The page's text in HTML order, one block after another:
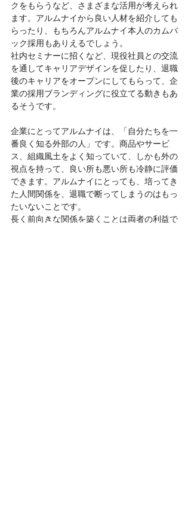
クをもらうなど、さまざまな活用が考えられ
ます。アルムナイから良い人材を紹介しても
らったり、もちろんアルムナイ本人のカムバ
ック採用もありえるでしょう。
社内セミナーに招くなど、現役社員との交流
を通してキャリアデザインを促したり、退職
後のキャリアをオープンにしてもらって、企
業の採用ブランディングに役立てる動きもあ
るそうです。
企業にとってアルムナイは、「自分たちを一
番良く知る外部の人」です。商品やサービ
ス、組織風土をよく知っていて、しかも外の
視点を持って、良い所も悪い所も冷静に評価
できます。アルムナイにとっても、培ってき
た人間関係を、退職で断ってしまうのはもっ
たいないことです。
長く前向きな関係を築くことは両者の利益で